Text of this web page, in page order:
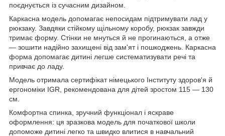
поєднується із сучасним дизайном.
Каркасна модель допомагає непосидам підтримувати лад у
рюкзаку. Завдяки стійкому щільному коробу, рюкзак завжди
тримає форму. Стінки не мнуться й не прогинаються, а отже
— зошити надійно захищені від зам'ят і пошкоджень. Каркасна
форма допомагає дитині легше систематизувати речі та
привчає до ладу.
Модель отримала сертифікат німецького Інституту здоров'я й
ергономіки IGR, рекомендована для дітей зростом 115 — 130
см.
Комфортна спинка, зручний функціонал і яскраве
оформлення: ця зразкова модель для початкової школи
допоможе дитині легко та швидко влитися в навчальний